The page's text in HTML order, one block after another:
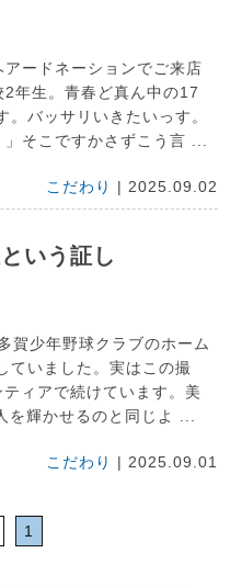
ードネーションでご来店
年生。青春ど真ん中の17
バッサリいきたいっす。
そこですかさずこう言 ...
こだわり | 2025.09.02
いう証し
賀少年野球クラブのホーム
ていました。実はこの撮
ィアで続けています。美
輝かせるのと同じよ ...
こだわり | 2025.09.01
1